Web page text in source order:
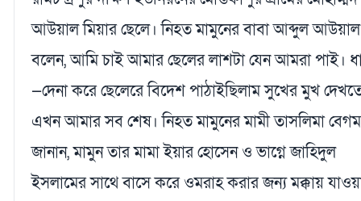
আউয়াল মিয়ার ছেলে। নিহত মামুনের বাবা আব্দুল আউয়াল
বলেন, আমি চাই আমার ছেলের লাশটা যেন আমরা পাই।
—দেনা করে ছেলেরে বিদেশ পাঠাইছিলাম সুখের মুখ
এখন আমার সব শেষ। নিহত মামুনের মামী তাসলিমা বেগম
জানান, মামুন তার মামা ইয়ার হোসেন ও ভাগ্নে জাহিদুল
ইসলামের সাথে বাসে করে ওমরাহ করার জন্য মক্কায়